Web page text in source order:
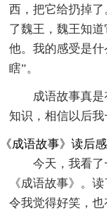
西，把它给扔掉
了魏王，魏王知
他。我的感受是
瞎”。
成语故事真
知识，相信以后我
《成语故事》读后
今天，我看
《成语故事》。
令我觉得好笑，